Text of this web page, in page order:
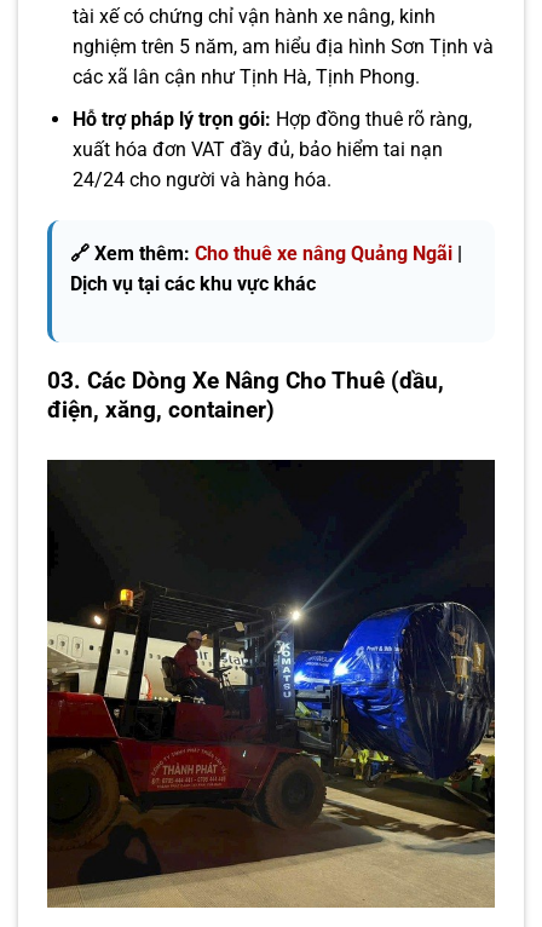
tài xế có chứng chỉ vận hành xe nâng, kinh
nghiệm trên 5 năm, am hiểu địa hình Sơn Tịnh và
các xã lân cận như Tịnh Hà, Tịnh Phong.
Hỗ trợ pháp lý trọn gói: Hợp đồng thuê rõ ràng,
xuất hóa đơn VAT đầy đủ, bảo hiểm tai nạn
24/24 cho người và hàng hóa.
🔗 Xem thêm: Cho thuê xe nâng Quảng Ngãi |
Dịch vụ tại các khu vực khác
03. Các Dòng Xe Nâng Cho Thuê (dầu,
điện, xăng, container)